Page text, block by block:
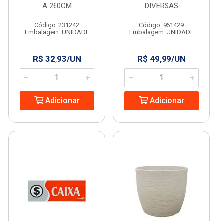
A 260CM
Código: 231242
Embalagem: UNIDADE
R$ 32,93/UN
Adicionar
DIVERSAS
Código: 961429
Embalagem: UNIDADE
R$ 49,99/UN
Adicionar